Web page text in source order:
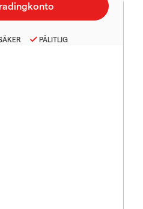
PÅLITLIG